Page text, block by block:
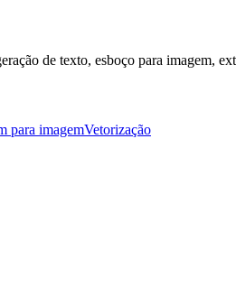
de texto, esboço para imagem,
para imagemVetorização